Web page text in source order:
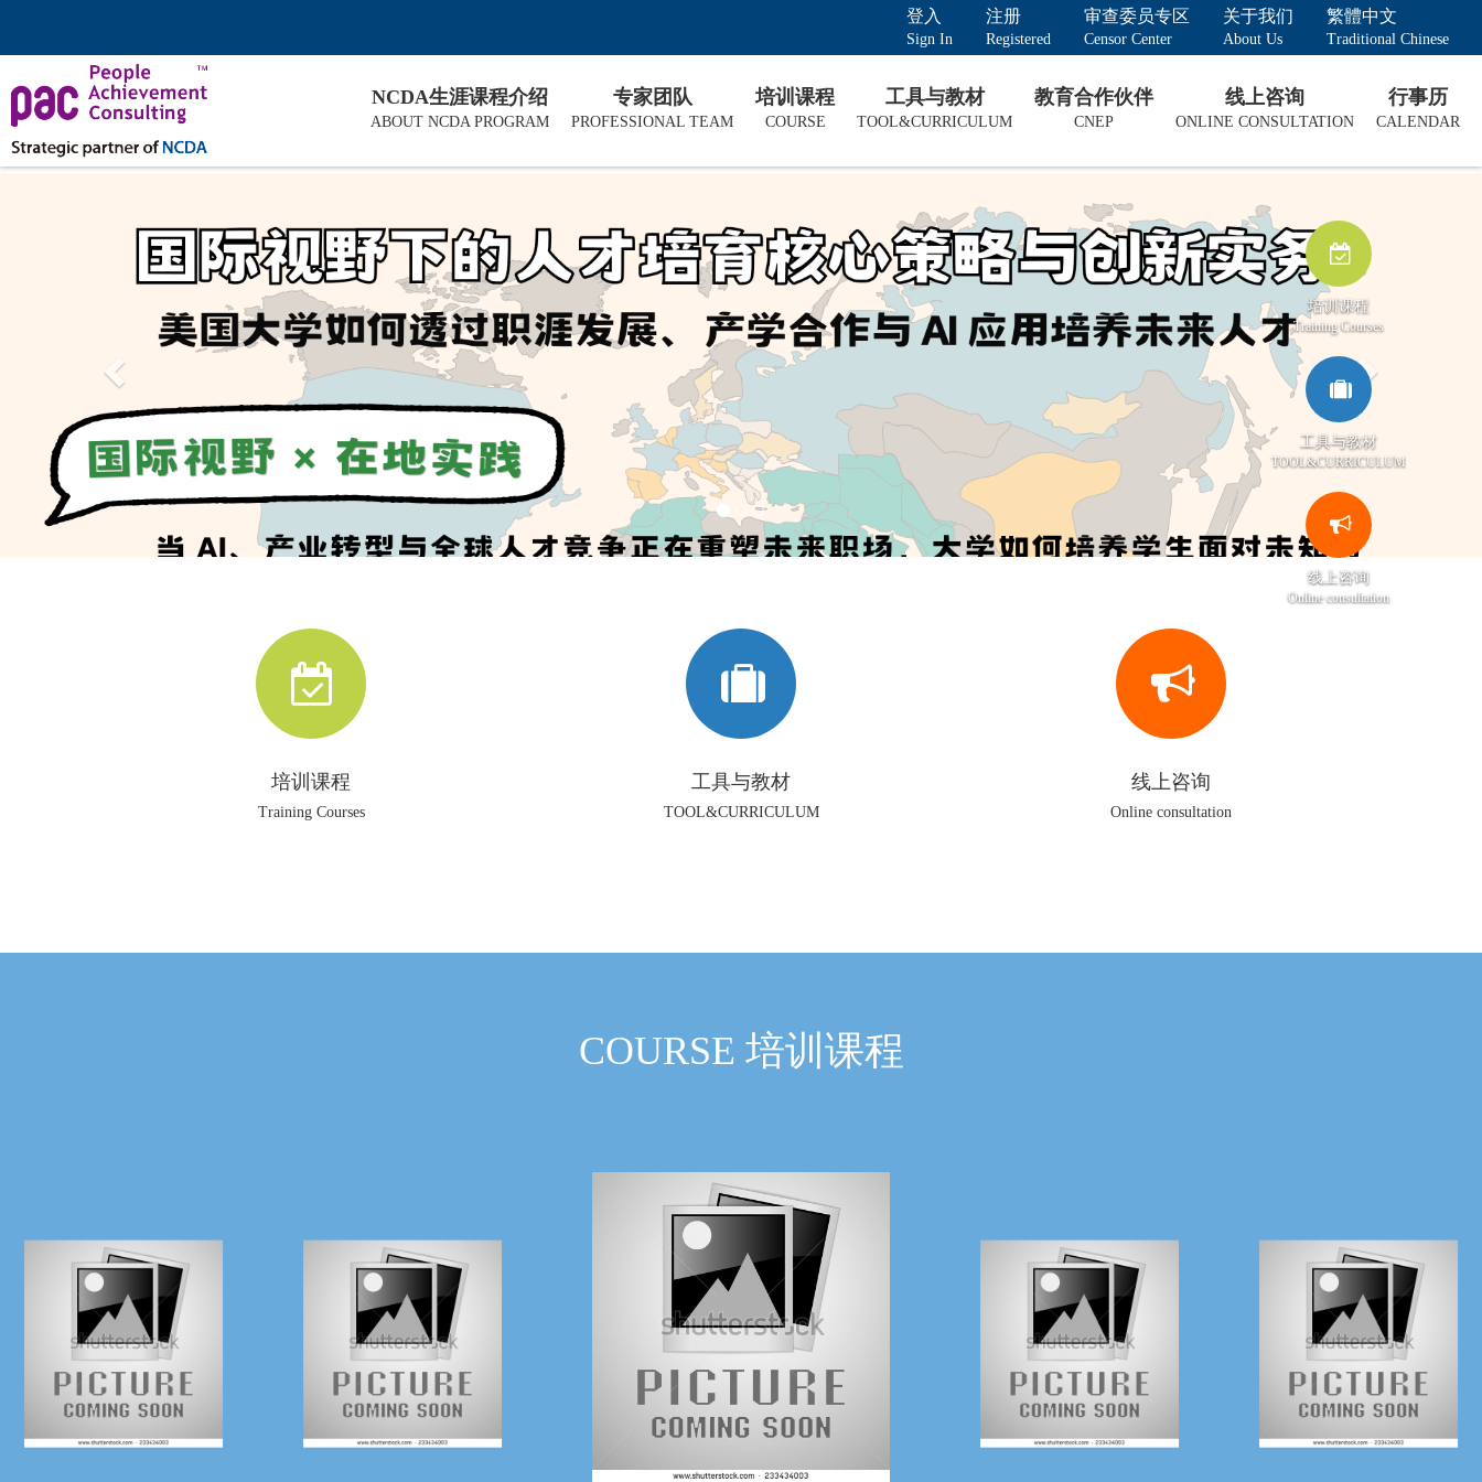
登入
Sign In
注册
Registered
审查委员专区
Censor Center
关于我们
About Us
繁體中文
Traditional Chinese
NCDA生涯课程介绍
ABOUT NCDA PROGRAM
专家团队
PROFESSIONAL TEAM
培训课程
COURSE
工具与教材
TOOL&CURRICULUM
教育合作伙伴
CNEP
线上咨询
ONLINE CONSULTATION
行事历
CALENDAR
培训课程
Training Courses
工具与教材
TOOL&CURRICULUM
线上咨询
Online consultation
COURSE 培训课程
培训课程
Training Courses
工具与教材
TOOL&CURRICULUM
线上咨询
Online consultation